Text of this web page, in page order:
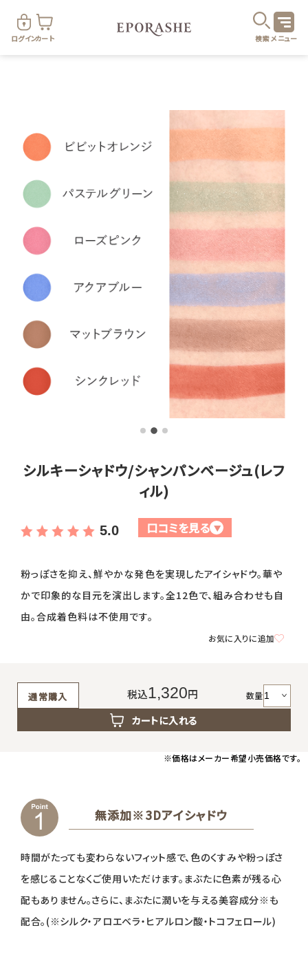
ログインカート 検索メニュー
お得なセット・キャンペーン
スキンケア
サプリメント
美容アイテム・その他
お悩
毛穴
シミ・くすみ
たるみ・むくみ
しわ・小じわ
肌荒れ
ご注文方法
お支払方法
送料・配送について
返品・交換・キャンセルについて
定期
定期便サービスご利用ガイド
シルキーシャドウ/シャンパンベージュ(レフ
ィル)
5.0 口コミを見る ▼
粉っぽさを抑え、鮮やかな発色を実現したアイシャドウ。華や
かで印象的な目元を演出します。全12色で、組み合わせも自
由。合成着色料は不使用です。
お気に入りに追加
通常購入 税込1,320円 数量
カートに入れる
※価格はメーカー希望小売価格です。
無添加※3Dアイシャドウ
時間がたっても変わらないフィット感で、色のくすみや粉っぽさ
を感じることなくご使用いただけます。まぶたに色素が残る心
配もありません。さらに、まぶたに潤いを与える美容成分※も
配合。(※シルク・アロエベラ・ヒアルロン酸・トコフェロール)